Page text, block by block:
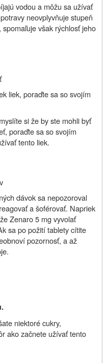
vodou a môžu sa užívať
neovplyvňuje stupeň
však rýchlosť jeho
liek, poraďte sa so svojím
si že by ste mohli byť
poraďte sa so svojím
tento liek.
dávok sa nepozoroval
a šoférovať. Napriek
Zenaro 5 mg vyvolať
sa po požití tablety cítite
pozornosť, a až
niektoré cukry,
ako začnete užívať tento